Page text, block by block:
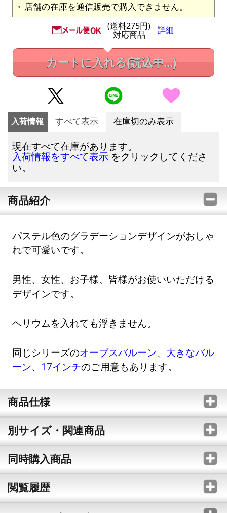
店舗の在庫を通信販売で購入できません。
(送料275円)
対応商品 詳細
カートに入れる(読込中...)
入荷情報 すべて表示 在庫切のみ表示
現在すべて在庫があります。
入荷情報をすべて表示 をクリックしてくださ
い。
商品紹介
パステル色のグラデーションデザインがおしゃ
れで可愛いです。
男性、女性、お子様、皆様がお使いいただける
デザインです。
ヘリウムを入れても浮きません。
同じシリーズのオーブスバルーン、 大きなバル
ーン、 17インチのご用意もあります。
商品仕様
別サイズ・関連商品
同時購入商品
閲覧履歴